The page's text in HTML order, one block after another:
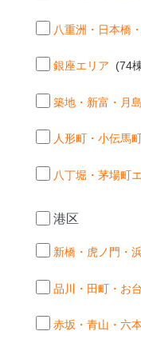
八重洲・日本橋
銀座エリア (74
築地・新富・月
人形町・小伝馬
八丁堀・茅場町
港区
新橋・虎ノ門・
品川・田町・お
赤坂・青山・六